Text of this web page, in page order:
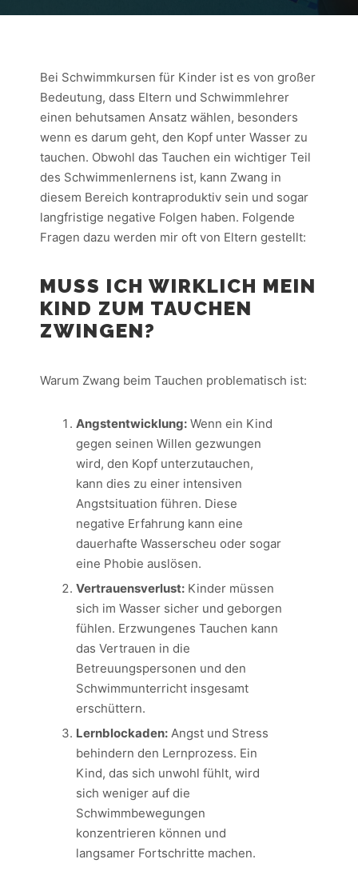
Bei Schwimmkursen für Kinder ist es von großer
Bedeutung, dass Eltern und Schwimmlehrer
einen behutsamen Ansatz wählen, besonders
wenn es darum geht, den Kopf unter Wasser zu
tauchen. Obwohl das Tauchen ein wichtiger Teil
des Schwimmenlernens ist, kann Zwang in
diesem Bereich kontraproduktiv sein und sogar
langfristige negative Folgen haben. Folgende
Fragen dazu werden mir oft von Eltern gestellt:
MUSS ICH WIRKLICH MEIN
KIND ZUM TAUCHEN
ZWINGEN?
Warum Zwang beim Tauchen problematisch ist:
Angstentwicklung: Wenn ein Kind
gegen seinen Willen gezwungen
wird, den Kopf unterzutauchen,
kann dies zu einer intensiven
Angstsituation führen. Diese
negative Erfahrung kann eine
dauerhafte Wasserscheu oder sogar
eine Phobie auslösen.
Vertrauensverlust: Kinder müssen
sich im Wasser sicher und geborgen
fühlen. Erzwungenes Tauchen kann
das Vertrauen in die
Betreuungspersonen und den
Schwimmunterricht insgesamt
erschüttern.
Lernblockaden: Angst und Stress
behindern den Lernprozess. Ein
Kind, das sich unwohl fühlt, wird
sich weniger auf die
Schwimmbewegungen
konzentrieren können und
langsamer Fortschritte machen.